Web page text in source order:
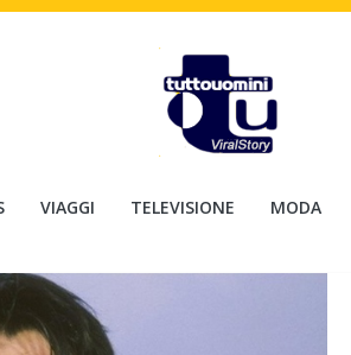
VIAGGI TELEVISIONE MODA